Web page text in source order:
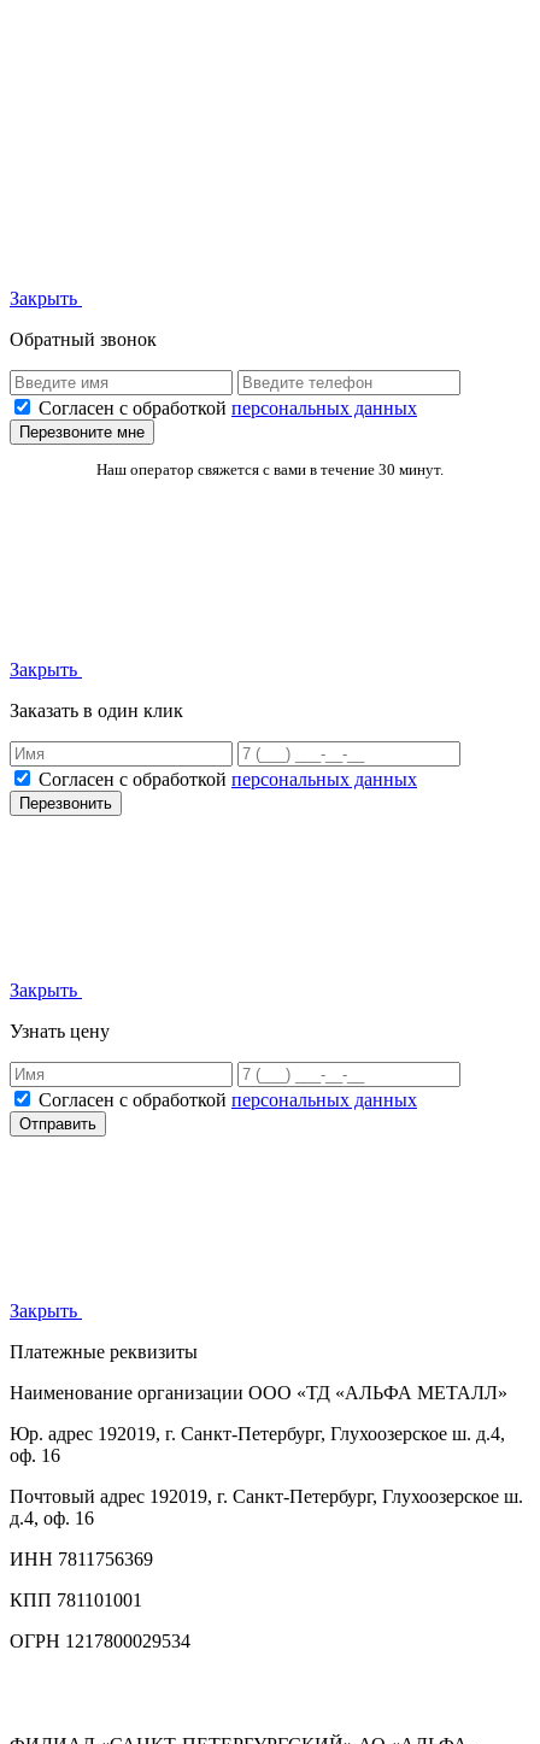
Закрыть
Обратный звонок
Согласен с обработкой персональных данных
Перезвоните мне
Наш оператор свяжется с вами в течение 30 минут.
Закрыть
Заказать в один клик
Согласен с обработкой персональных данных
Перезвонить
Закрыть
Узнать цену
Согласен с обработкой персональных данных
Отправить
Закрыть
Платежные реквизиты
Наименование организации ООО «ТД «АЛЬФА МЕТАЛЛ»
Юр. адрес 192019, г. Санкт-Петербург, Глухоозерское ш. д.4,
оф. 16
Почтовый адрес 192019, г. Санкт-Петербург, Глухоозерское ш.
д.4, оф. 16
ИНН 7811756369
КПП 781101001
ОГРН 1217800029534